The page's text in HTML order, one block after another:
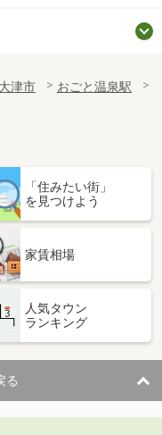
大津市
おごと温泉駅
「住みたい街」
を見つけよう
家賃相場
人気タウン
ランキング
る